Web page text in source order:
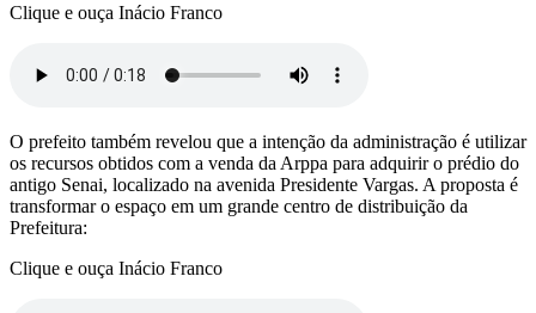
Clique e ouça Inácio Franco
O prefeito também revelou que a intenção da administração é utilizar
os recursos obtidos com a venda da Arppa para adquirir o prédio do
antigo Senai, localizado na avenida Presidente Vargas. A proposta é
transformar o espaço em um grande centro de distribuição da
Prefeitura:
Clique e ouça Inácio Franco